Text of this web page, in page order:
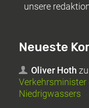
unsere
Neueste
Oliver Hoth zu
Niedrigwassers